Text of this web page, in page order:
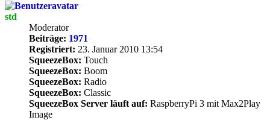
std
Moderator
Beiträge: 1971
Registriert: 23. Januar 2010 13:54
SqueezeBox: Touch
SqueezeBox: Boom
SqueezeBox: Radio
SqueezeBox: Classic
SqueezeBox Server läuft auf: RaspberryPi 3 mit Max2Play
Image